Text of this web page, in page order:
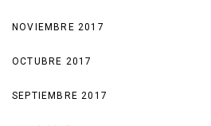
NOVIEMBRE 2017
OCTUBRE 2017
SEPTIEMBRE 2017